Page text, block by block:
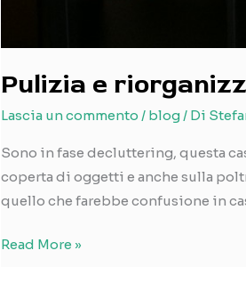
Pulizia e
Lascia un commento / blog / Di
Sono in fase decluttering, questa
coperta di oggetti e anche sulla
quello che farebbe confusione in
Pulizia
Read More »